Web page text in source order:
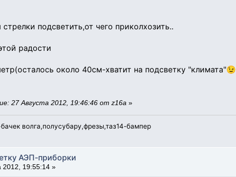
подсветить,от чего приколхозить..
радости
около 40см-хватит на подсветку "климата"😉
27 Августа 2012, 19:46:46 от z16a »
волга,полусубару,фрезы,таз14-бампер
АЭП-приборки
2012, 19:55:14 »